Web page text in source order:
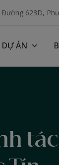
Đường 623D,
DỰ ÁN